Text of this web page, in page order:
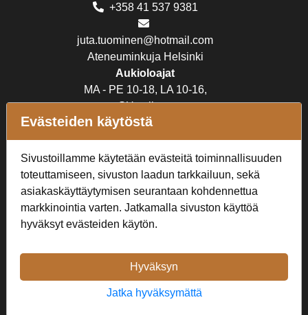
+358 41 537 9381
juta.tuominen@hotmail.com
Ateneuminkuja Helsinki
Aukioloajat
MA - PE 10-18, LA 10-16,
SU suljettu
Verkkokauppa
Tilaus- ja toimitusehdot
Seuraa Meitä
Evästeiden käytöstä
Sivustoillamme käytetään evästeitä toiminnallisuuden
toteuttamiseen, sivuston laadun tarkkailuun, sekä
asiakaskäyttäytymisen seurantaan kohdennettua
markkinointia varten. Jatkamalla sivuston käyttöä
hyväksyt evästeiden käytön.
Hyväksyn
Jatka hyväksymättä